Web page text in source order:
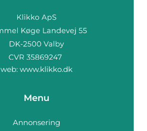
web: www.klikko.dk
Menu
Annonsering